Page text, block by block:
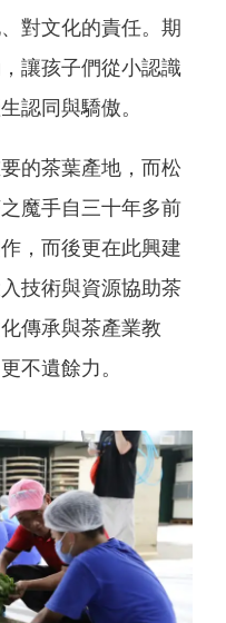
對文化的責任。期
讓孩子們從小認識
認同與驕傲。
的茶葉產地，而松
魔手自三十年多前
，而後更在此興建
技術與資源協助茶
傳承與茶產業教
不遺餘力。